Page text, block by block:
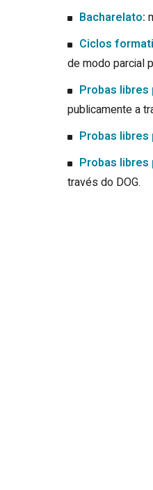
Bacharelato:
Ciclos
de modo parcial
Probas libres
publicamente a
Probas
Probas
través do DOG.